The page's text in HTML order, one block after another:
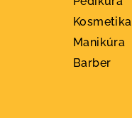
Kosmetika
Manikúra
Barber